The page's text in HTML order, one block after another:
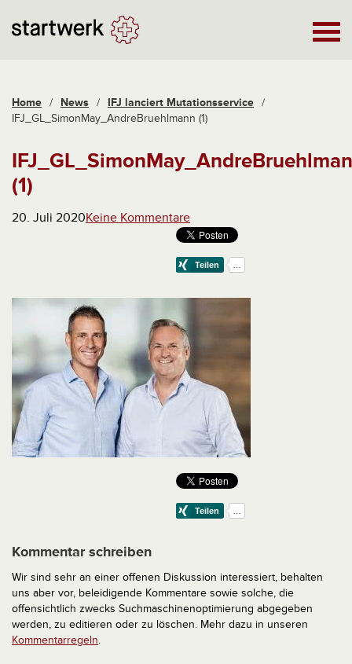
Home / News / IFJ lanciert Mutationsservice /
IFJ_GL_SimonMay_AndreBruehlmann (1)
(1)
20. Juli 2020Keine Kommentare
Kommentar schreiben
Wir sind sehr an einer offenen Diskussion interessiert, behalten
uns aber vor, beleidigende Kommentare sowie solche, die
offensichtlich zwecks Suchmaschinenoptimierung abgegeben
werden, zu editieren oder zu löschen. Mehr dazu in unseren
Kommentarregeln.